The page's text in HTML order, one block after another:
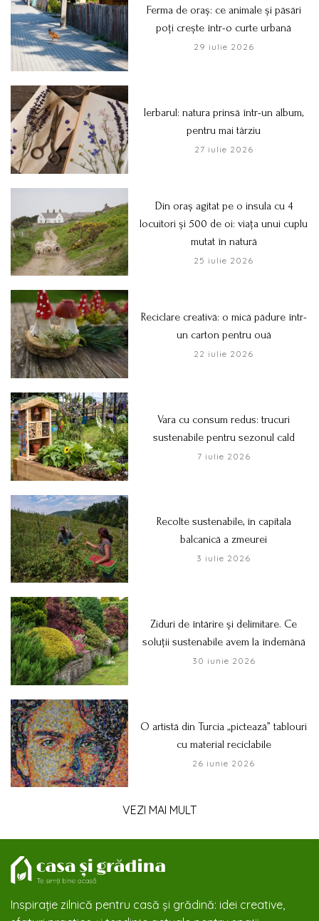
Ferma de oraș: ce animale și păsări
poți crește într-o curte urbană
29 iulie 2026
Ierbarul: natura prinsă într-un album,
pentru mai târziu
27 iulie 2026
Din oraș agitat pe o insula cu 4
locuitori și 500 de oi: viața unui cuplu
mutat în natură
25 iulie 2026
Reciclare creativă: o mică pădure într-
un carton pentru ouă
22 iulie 2026
Vara cu consum redus: trucuri
sustenabile pentru sezonul cald
7 iulie 2026
Recolte sustenabile, în capitala
balcanică a zmeurei
3 iulie 2026
Ziduri de întărire și delimitare. Ce
soluții sustenabile avem la îndemână
30 iunie 2026
O artistă din Turcia „pictează” tablouri
cu material reciclabile
26 iunie 2026
VEZI MAI MULT
Inspirație zilnică pentru casă și grădină: idei creative,